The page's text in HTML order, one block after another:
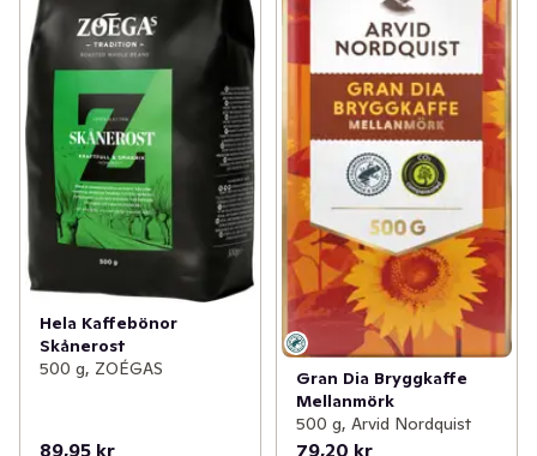
Hela Kaffebönor
Skånerost
500 g, ZOÉGAS
89,95 kr
Gran Dia Bryggkaffe
Mellanmörk
500 g, Arvid Nordquist
79,20 kr